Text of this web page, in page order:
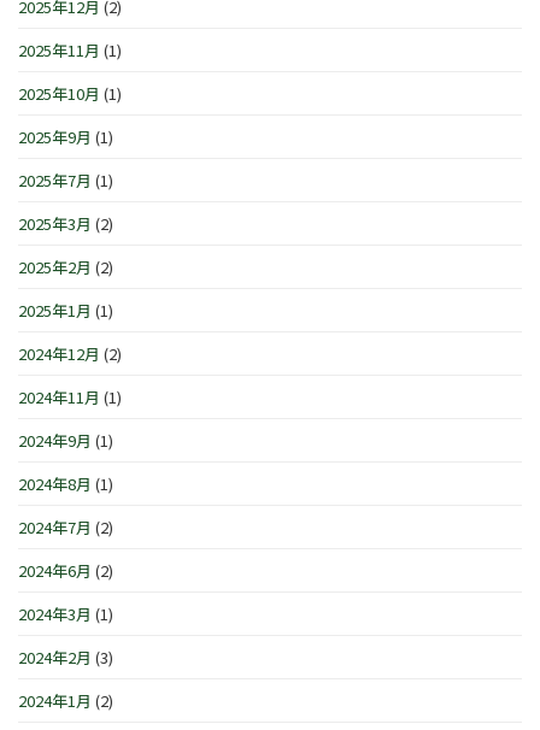
町』！！
は
2025年12月 (2)
2025年11月 (1)
2025年10月 (1)
2025年9月 (1)
2025年7月 (1)
2025年3月 (2)
2025年2月 (2)
2025年1月 (1)
2024年12月 (2)
2024年11月 (1)
2024年9月 (1)
2024年8月 (1)
2024年7月 (2)
2024年6月 (2)
2024年3月 (1)
2024年2月 (3)
2024年1月 (2)